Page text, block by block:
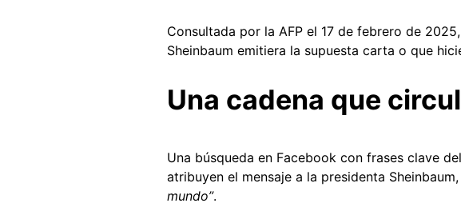
Consultada por la AFP el 17 de febrero de
Sheinbaum emitiera la supuesta carta o que
Una cadena que
Una búsqueda en Facebook con frases clave
atribuyen el mensaje a la presidenta
mundo”.